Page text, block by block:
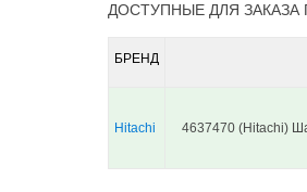
ДОСТУПНЫЕ ДЛЯ ЗАКАЗА
БРЕНД
Hitachi 4637470 (Hitachi)